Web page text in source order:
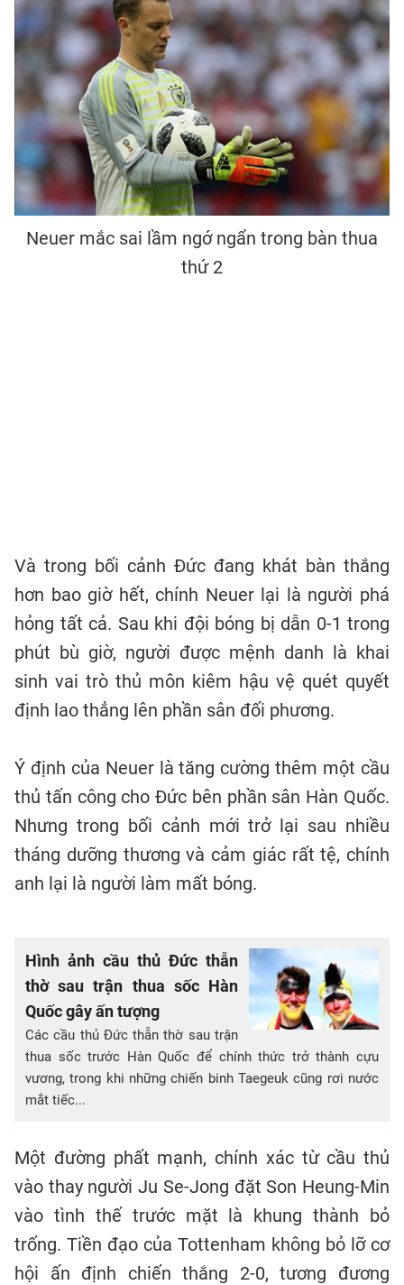
Neuer mắc sai lầm ngớ ngẩn trong bàn thua
thứ 2
Và trong bối cảnh Đức đang khát bàn thắng
hơn bao giờ hết, chính Neuer lại là người phá
hỏng tất cả. Sau khi đội bóng bị dẫn 0-1 trong
phút bù giờ, người được mệnh danh là khai
sinh vai trò thủ môn kiêm hậu vệ quét quyết
định lao thẳng lên phần sân đối phương.
Ý định của Neuer là tăng cường thêm một cầu
thủ tấn công cho Đức bên phần sân Hàn Quốc.
Nhưng trong bối cảnh mới trở lại sau nhiều
tháng dưỡng thương và cảm giác rất tệ, chính
anh lại là người làm mất bóng.
Hình ảnh cầu thủ Đức thẫn
thờ sau trận thua sốc Hàn
Quốc gây ấn tượng
Các cầu thủ Đức thẫn thờ sau trận
thua sốc trước Hàn Quốc để chính thức trở thành cựu
vương, trong khi những chiến binh Taegeuk cũng rơi nước
mắt tiếc...
Một đường phất mạnh, chính xác từ cầu thủ
vào thay người Ju Se-Jong đặt Son Heung-Min
vào tình thế trước mặt là khung thành bỏ
trống. Tiền đạo của Tottenham không bỏ lỡ cơ
hội ấn định chiến thắng 2-0, tương đương